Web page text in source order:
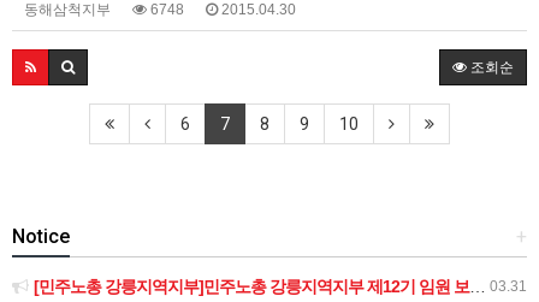
동해삼척지부 6748 2015.04.30
조회순
6 7 8 9 10
+
Notice
03.31
[민주노총 강릉지역지부]민주노총 강릉지역지부 제12기 임원 보궐선거결과 공고